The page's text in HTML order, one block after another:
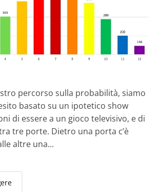
percorso sulla probabilità, siamo
basato su un ipotetico show
di essere a un gioco televisivo, e di
tre porte. Dietro una porta c’è
altre una...